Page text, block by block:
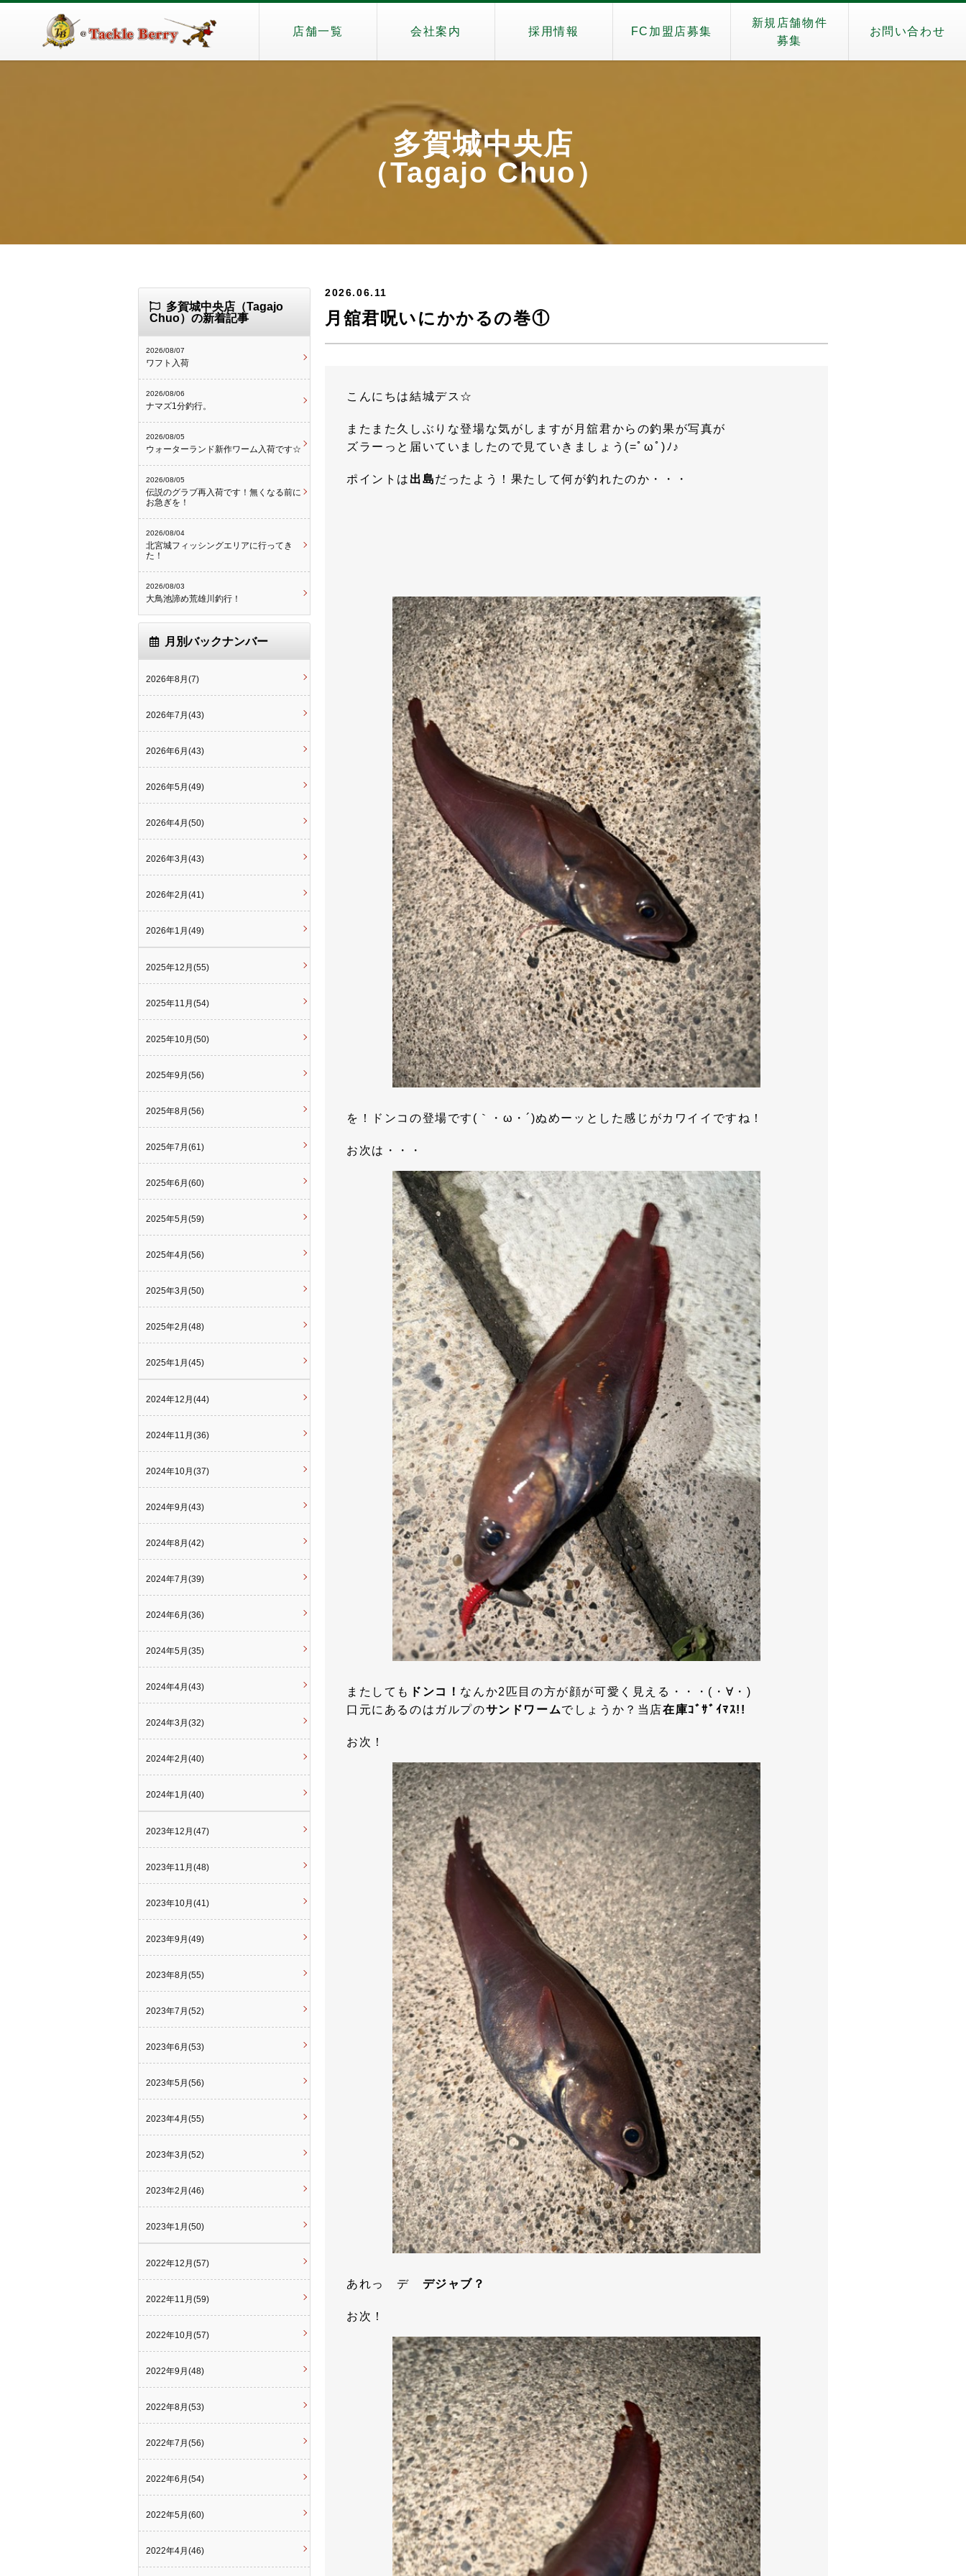
店舗一覧 会社案内 採用情報 FC加盟店募集
新規店舗物件
募集
お問い合わせ
多賀城中央店
（Tagajo Chuo）
2026.06.11
月舘君呪いにかかるの巻①
こんにちは結城デス☆
またまた久しぶりな登場な気がしますが月舘君からの釣果が写真が
ズラーっと届いていましたので見ていきましょう(=ﾟωﾟ)ﾉ♪
ポイントは 出島だったよう！果たして何が釣れたのか・・・
を！ドンコの登場です(｀・ω・´)ぬめーッとした感じがカワイイですね！
お次は・・・
またしても ドンコ！ なんか2匹目の方が顔が可愛く見える・・・(・∀・)
口元にあるのはガルプのサンドワームでしょうか？当店在庫ｺﾞｻﾞｲﾏｽ!!
お次！
あれっ デ デジャブ？
お次！
多賀城中央店（Tagajo
Chuo）の新着記事
2026/08/07
ワフト入荷
2026/08/06
ナマズ1分釣行。
2026/08/05
ウォーターランド新作ワーム入荷です☆
2026/08/05
伝説のグラブ再入荷です！無くなる前に
お急ぎを！
2026/08/04
北宮城フィッシングエリアに行ってき
た！
2026/08/03
大鳥池諦め荒雄川釣行！
月別バックナンバー
2026年8月(7)
2026年7月(43)
2026年6月(43)
2026年5月(49)
2026年4月(50)
2026年3月(43)
2026年2月(41)
2026年1月(49)
2025年12月(55)
2025年11月(54)
2025年10月(50)
2025年9月(56)
2025年8月(56)
2025年7月(61)
2025年6月(60)
2025年5月(59)
2025年4月(56)
2025年3月(50)
2025年2月(48)
2025年1月(45)
2024年12月(44)
2024年11月(36)
2024年10月(37)
2024年9月(43)
2024年8月(42)
2024年7月(39)
2024年6月(36)
2024年5月(35)
2024年4月(43)
2024年3月(32)
2024年2月(40)
2024年1月(40)
2023年12月(47)
2023年11月(48)
2023年10月(41)
2023年9月(49)
2023年8月(55)
2023年7月(52)
2023年6月(53)
2023年5月(56)
2023年4月(55)
2023年3月(52)
2023年2月(46)
2023年1月(50)
2022年12月(57)
2022年11月(59)
2022年10月(57)
2022年9月(48)
2022年8月(53)
2022年7月(56)
2022年6月(54)
2022年5月(60)
2022年4月(46)